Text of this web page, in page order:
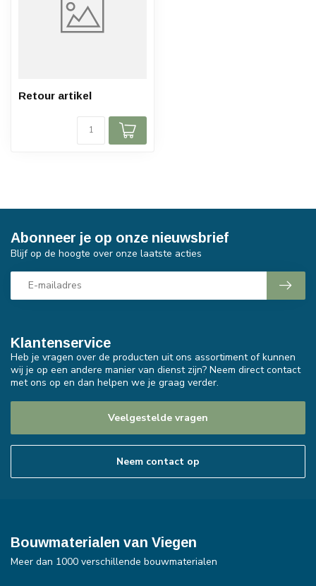
Retour artikel
Klantenservice
Heb je vragen over de producten uit ons assortiment of kunnen
wij je op een andere manier van dienst zijn? Neem direct contact
met ons op en dan helpen we je graag verder.
Veelgestelde vragen
Neem contact op
Abonneer je op onze nieuwsbrief
Blijf op de hoogte over onze laatste acties
Bouwmaterialen van Viegen
Meer dan 1000 verschillende bouwmaterialen